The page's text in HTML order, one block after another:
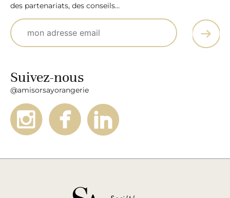
des partenariats, des conseils…
Suivez-nous
@amisorsayorangerie